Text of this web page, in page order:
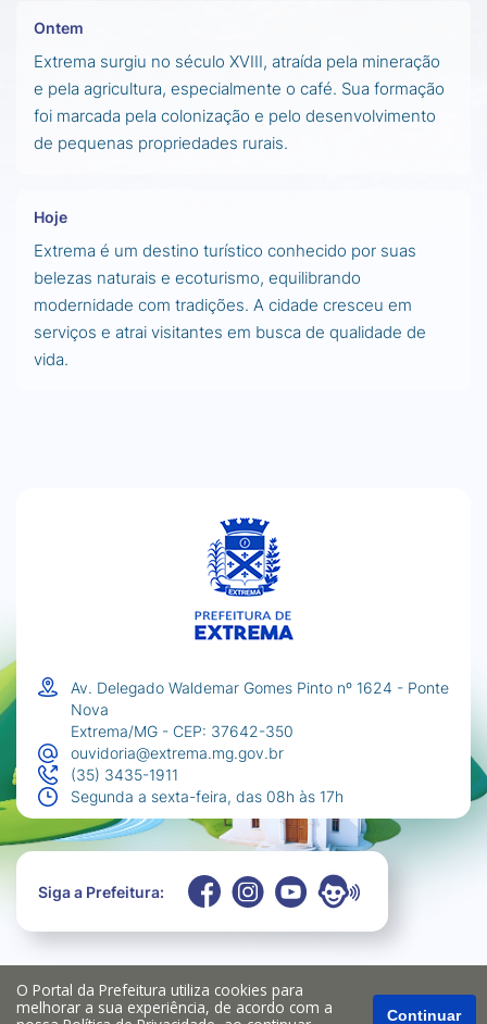
Ontem
Extrema surgiu no século XVIII, atraída pela mineração
e pela agricultura, especialmente o café. Sua formação
foi marcada pela colonização e pelo desenvolvimento
de pequenas propriedades rurais.
Hoje
Extrema é um destino turístico conhecido por suas
belezas naturais e ecoturismo, equilibrando
modernidade com tradições. A cidade cresceu em
serviços e atrai visitantes em busca de qualidade de
vida.
Av. Delegado Waldemar Gomes Pinto nº 1624 - Ponte
Nova
Extrema/MG - CEP: 37642-350
ouvidoria@extrema.mg.gov.br
(35) 3435-1911
Segunda a sexta-feira, das 08h às 17h
Siga a Prefeitura:
O Portal da Prefeitura utiliza cookies para
melhorar a sua experiência, de acordo com a
Continuar